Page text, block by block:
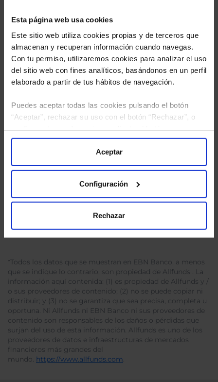
Esta página web usa cookies
Este sitio web utiliza cookies propias y de terceros que
almacenan y recuperan información cuando navegas.
Con tu permiso, utilizaremos cookies para analizar el uso
del sitio web con fines analíticos, basándonos en un perfil
elaborado a partir de tus hábitos de navegación.
Puedes aceptar todas las cookies pulsando el botón
“Aceptar”, rechazar su uso con el botón “Rechazar”, o
“Configuración”. Consulta nuestraPolítica
para más información.
Aceptar
Configuración
Rechazar
tratamiento de mis datos personales.
*Todos los datos que se muestran en EBN Banco, a menos
que se indique lo contrario, son propiedad de Allfunds . La
información aquí contenida: (1) es propiedad de Allfunds y /
o sus proveedores de contenido; (2) no se puede copiar ni
distribuir; y (3) no se garantiza que sea precisa, completa u
oportuna. Ni Allfunds ni EBN Banco ni sus proveedores de
contenido son responsables de los daños o pérdidas que
surjan del uso de esta información. Allfunds es uno de los
proveedores de datos e infraestructuras de mercados
financieros más grandes del
mundo. https://www.allfunds.com.